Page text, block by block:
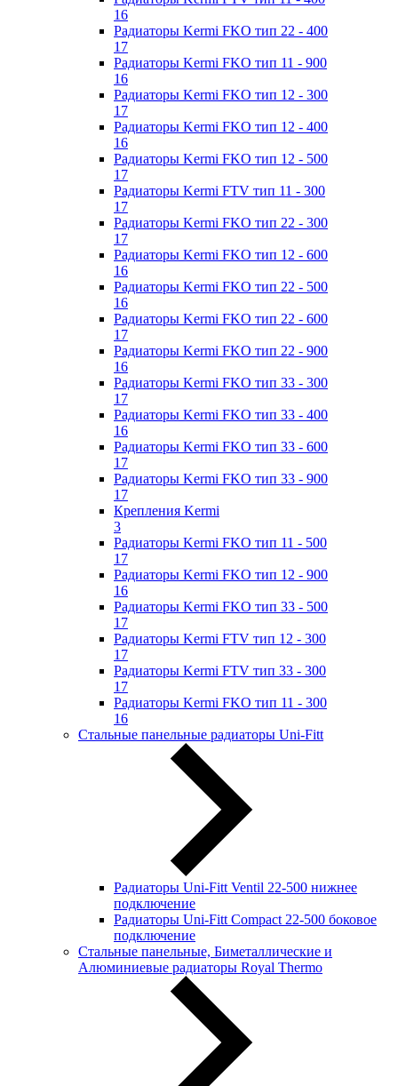
16
Радиаторы Kermi FKO тип 22 - 400
17
Радиаторы Kermi FKO тип 11 - 900
16
Радиаторы Kermi FKO тип 12 - 300
17
Радиаторы Kermi FKO тип 12 - 400
16
Радиаторы Kermi FKO тип 12 - 500
17
Радиаторы Kermi FTV тип 11 - 300
17
Радиаторы Kermi FKO тип 22 - 300
17
Радиаторы Kermi FKO тип 12 - 600
16
Радиаторы Kermi FKO тип 22 - 500
16
Радиаторы Kermi FKO тип 22 - 600
17
Радиаторы Kermi FKO тип 22 - 900
16
Радиаторы Kermi FKO тип 33 - 300
17
Радиаторы Kermi FKO тип 33 - 400
16
Радиаторы Kermi FKO тип 33 - 600
17
Радиаторы Kermi FKO тип 33 - 900
17
Крепления Kermi
3
Радиаторы Kermi FKO тип 11 - 500
17
Радиаторы Kermi FKO тип 12 - 900
16
Радиаторы Kermi FKO тип 33 - 500
17
Радиаторы Kermi FTV тип 12 - 300
17
Радиаторы Kermi FTV тип 33 - 300
17
Радиаторы Kermi FKO тип 11 - 300
16
Стальные панельные радиаторы Uni-Fitt
Радиаторы Uni-Fitt Ventil 22-500 нижнее
подключение
Радиаторы Uni-Fitt Compact 22-500 боковое
подключение
Стальные панельные, Биметаллические и
Алюминиевые радиаторы Royal Thermo